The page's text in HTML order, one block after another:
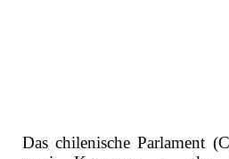
Das chilenische Parlament